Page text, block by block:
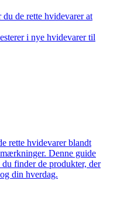
de rette hvidevarer at
i nye hvidevarer til
rette hvidevarer blandt
Denne guide
finder de produkter, der
din hverdag.